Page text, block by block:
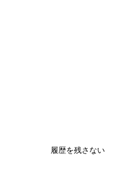
履歴を残さない